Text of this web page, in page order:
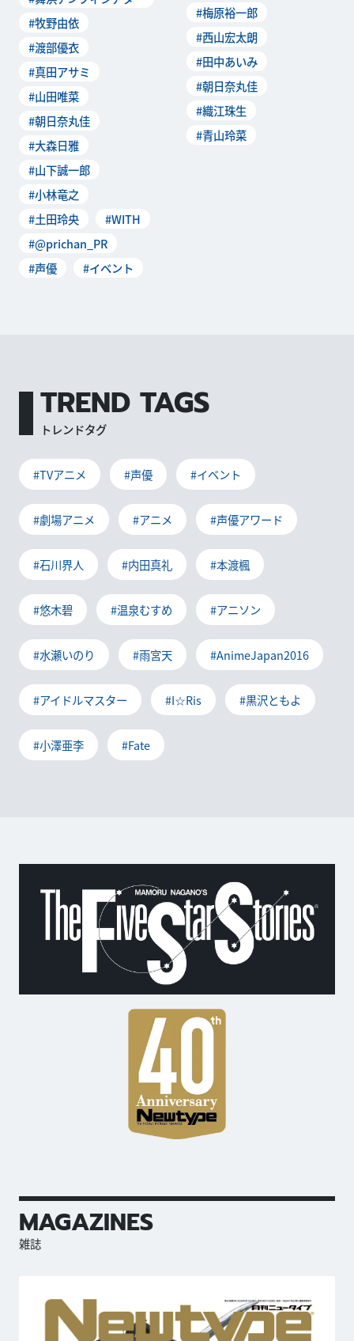
#牧野由依
#渡部優衣
#真田アサミ
#山田唯菜
#朝日奈丸佳
#大森日雅
#山下誠一郎
#小林竜之
#土田玲央
#WITH
#@prichan_PR
#声優
#イベント
#梅原裕一郎
#西山宏太朗
#田中あいみ
#朝日奈丸佳
#織江珠生
#青山玲菜
TREND TAGS
トレンドタグ
#TVアニメ #声優 #イベント
#劇場アニメ #アニメ #声優アワード
#石川界人 #内田真礼 #本渡楓
#悠木碧 #温泉むすめ #アニソン
#水瀬いのり #雨宮天 #AnimeJapan2016
#アイドルマスター #I☆Ris #黒沢ともよ
#小澤亜李 #Fate
MAGAZINES
雑誌